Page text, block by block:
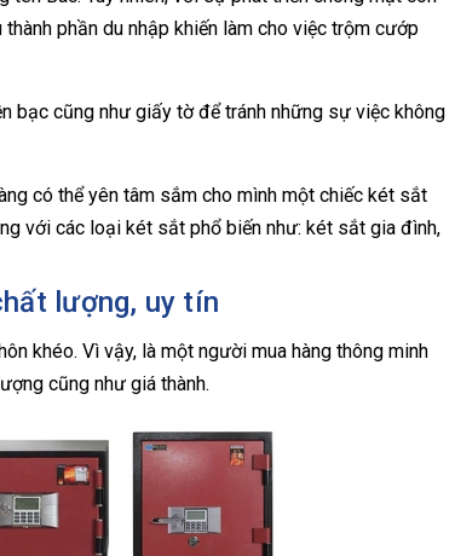
phần du nhập khiến làm cho việc trộm cướp
bạc cũng như giấy tờ để tránh những sự việc không
có thể yên tâm sắm cho mình một chiếc két sắt
với các loại két sắt phổ biến như: két sắt gia đình,
lượng, uy tín
khéo. Vì vậy, là một người mua hàng thông minh
cũng như giá thành.